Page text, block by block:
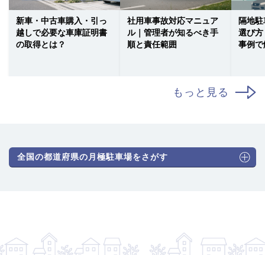
新車・中古車購入・引っ
越しで必要な車庫証明書
の取得とは？
社用車事故対応マニュア
ル｜管理者が知るべき手
順と責任範囲
隔地
選び
事例で
もっと見る
全国の都道府県の月極駐車場をさがす